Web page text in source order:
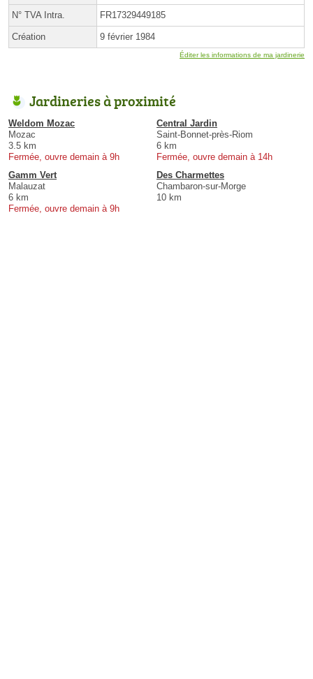
N° TVA Intra. FR17329449185
Création 9 février 1984
Éditer les informations de ma jardinerie
Jardineries à proximité
Weldom Mozac
Mozac
3.5 km
Fermée, ouvre demain à 9h
Central Jardin
Saint-Bonnet-près-Riom
6 km
Fermée, ouvre demain à 14h
Gamm Vert
Malauzat
6 km
Fermée, ouvre demain à 9h
Des Charmettes
Chambaron-sur-Morge
10 km